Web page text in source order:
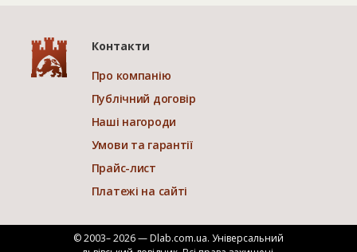
Контакти
Про компанію
Публічний договір
Наші нагороди
Умови та гарантії
Прайс-лист
Платежі на сайті
© 2003– 2026 — Dlab.com.ua. Універсальний